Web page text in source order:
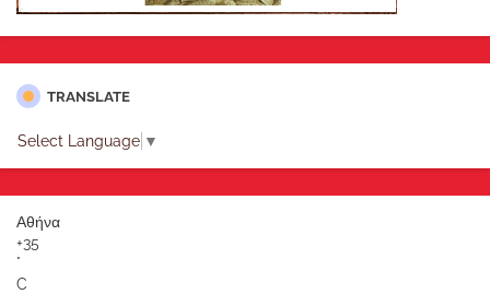
TRANSLATE
Select Language ▼
Αθήνα
+35
°
C